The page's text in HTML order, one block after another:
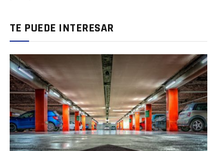
TE PUEDE INTERESAR